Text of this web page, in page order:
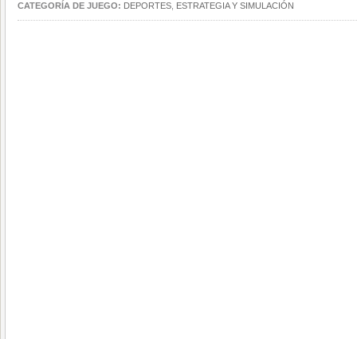
CATEGORÍA DE JUEGO: DEPORTES ESTRATEGIA Y SIMULACIÓN